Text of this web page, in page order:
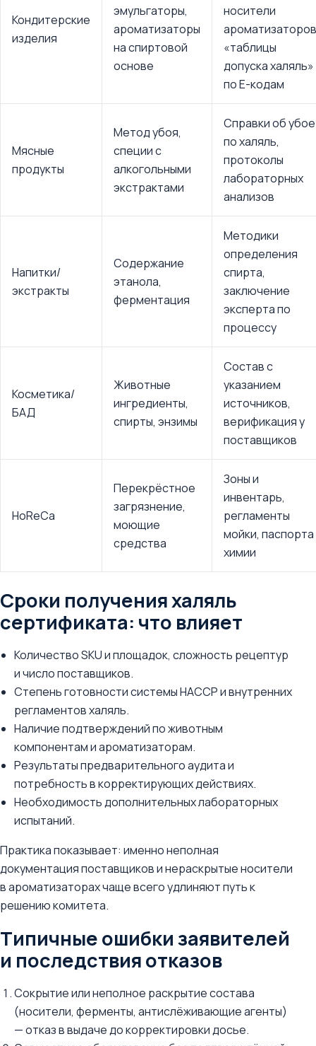
Кондитерские
изделия
эмульгаторы,
ароматизаторы
на спиртовой
основе
носители
«таблицы
допуска халяль»
по E-кодам
Мясные
продукты
Метод убоя,
специи с
алкогольными
экстрактами
Справки об убое
по халяль,
протоколы
лабораторных
анализов
Напитки/
экстракты
Содержание
этанола,
ферментация
Методики
определения
спирта,
заключение
эксперта по
процессу
Косметика/
БАД
Животные
ингредиенты,
спирты, энзимы
Состав с
указанием
источников,
верификация у
поставщиков
HoReCa
Перекрёстное
загрязнение,
моющие
средства
Зоны и
инвентарь,
регламенты
мойки, паспорта
химии
Сроки получения халяль
сертификата: что влияет
Количество SKU и площадок, сложность рецептур
и число поставщиков.
Степень готовности системы HACCP и внутренних
регламентов халяль.
Наличие подтверждений по животным
компонентам и ароматизаторам.
Результаты предварительного аудита и
потребность в корректирующих действиях.
Необходимость дополнительных лабораторных
испытаний.
Практика показывает: именно неполная
документация поставщиков и нераскрытые носители
в ароматизаторах чаще всего удлиняют путь к
решению комитета.
Типичные ошибки заявителей
и последствия отказов
Сокрытие или неполное раскрытие состава
(носители, ферменты, антислёживающие агенты)
— отказ в выдаче до корректировки досье.